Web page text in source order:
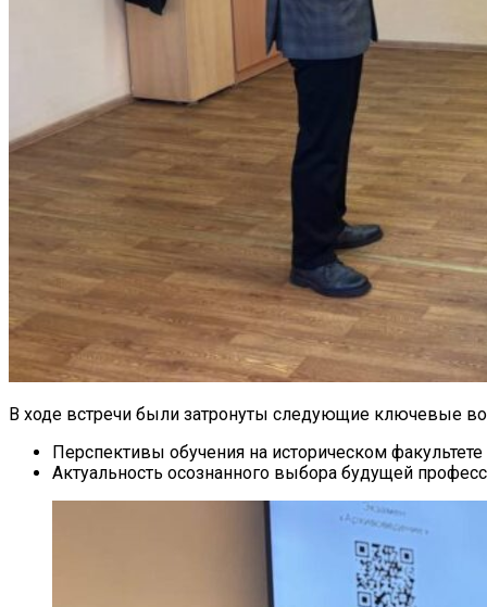
В ходе встречи были затронуты следующие ключевые
Перспективы обучения на историческом
Актуальность осознанного выбора будущей